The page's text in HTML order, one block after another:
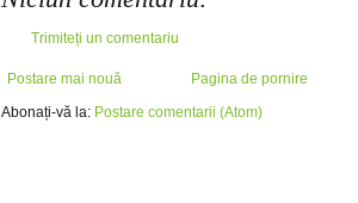
Trimiteți un comentariu
Postare mai nouă
Pagina de pornire
Abonați-vă la: Postare comentarii (Atom)